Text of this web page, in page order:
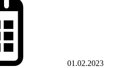
01.02.2023